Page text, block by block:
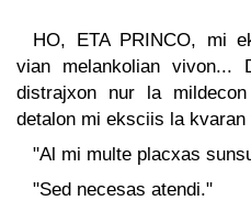
HO, ETA PRINCO, mi
vian melankolian
distrajxon nur la
detalon mi eksciis la
"Al mi multe placxas
"Sed necesas atendi."